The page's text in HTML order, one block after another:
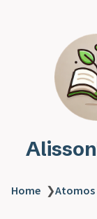
Home ❯Atomos